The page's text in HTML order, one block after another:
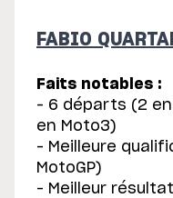
FABIO
Faits notables :
– 6 départs (2 en
en Moto3)
– Meilleure
MotoGP)
– Meilleur